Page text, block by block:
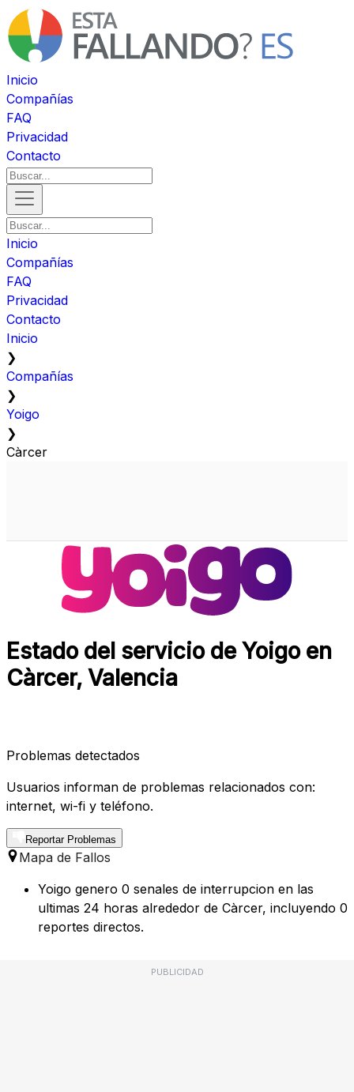
Inicio
Compañías
FAQ
Privacidad
Contacto
Inicio
Compañías
FAQ
Privacidad
Contacto
Inicio
❯
Compañías
❯
Yoigo
❯
Càrcer
Estado del servicio de Yoigo en
Càrcer, Valencia
Problemas detectados
Usuarios informan de problemas relacionados con:
internet, wi-fi y teléfono.
Reportar Problemas
Mapa de Fallos
Yoigo genero 0 senales de interrupcion en las
ultimas 24 horas alrededor de Càrcer, incluyendo 0
reportes directos.
PUBLICIDAD